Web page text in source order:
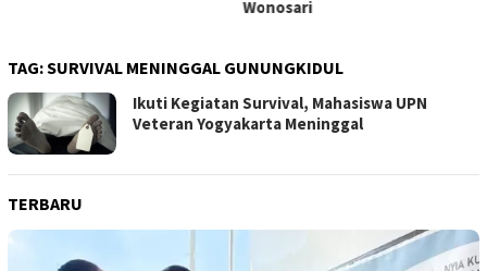
TAG:SURVIVAL MENINGGAL GUNUNGKIDUL
Ikuti Kegiatan Survival, Mahasiswa UPN
Veteran Yogyakarta Meninggal
TERBARU